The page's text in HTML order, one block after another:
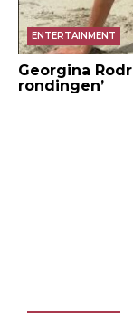
ENTERTAINMENT
Georgina
rondingen’